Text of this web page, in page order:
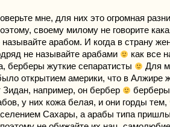
мне, для них это огромная
своему милому не говорите
называйте арабом. И когда в страну
не называйте арабами
как все
берберы жуткие сепаратисты
Для
открытием америки, что в Алжире
например, он бербер
у них кожа белая, и они горды
Сахары, а арабы типа